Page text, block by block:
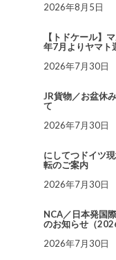
2026年8月5日
【トドケール】
年7月よりヤマト
2026年7月30日
JR貨物／お盆休
て
2026年7月30日
にしてつドイツ
転のご案内
2026年7月30日
NCA／日本発国
のお知らせ（
2026年7月30日